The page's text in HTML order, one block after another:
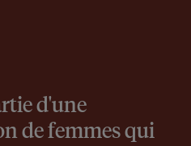
d'une
de femmes qui